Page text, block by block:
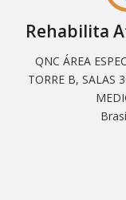
Rehabilita
QNC ÁREA
TORRE B, SALAS